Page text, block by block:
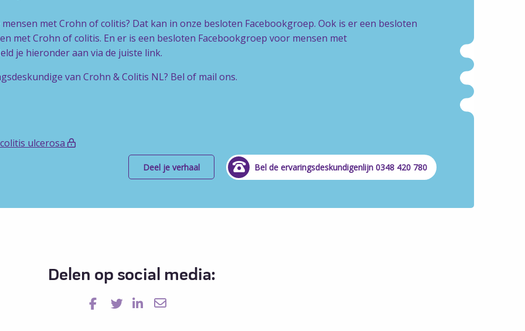
met Crohn of colitis? Dat kan in onze besloten Facebookgroep. Ook is er een besloten
met Crohn of colitis. En er is een besloten Facebookgroep voor mensen met
je hieronder aan via de juiste link.
van Crohn & Colitis NL? Bel of mail ons.
ulcerosa
Deel je verhaal Bel de ervaringsdeskundigenlijn 0348 420 780
Delen op social media: